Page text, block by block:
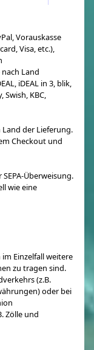
Vorauskasse
Visa, etc.),
Land
iDEAL in 3, blik,
Swish, KBC,
der Lieferung.
Checkout und
Überweisung.
wie eine
Einzelfall weitere
zu tragen sind.
(z.B.
oder bei
Zölle und